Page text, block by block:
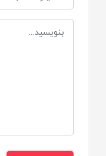
بسیار نرم و